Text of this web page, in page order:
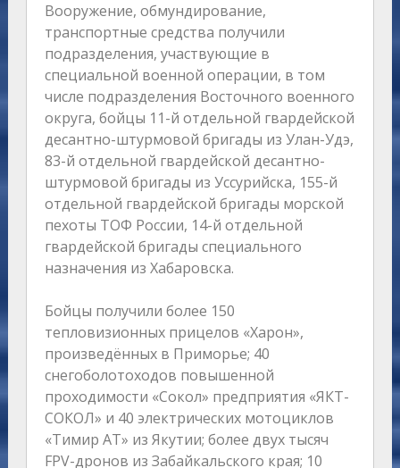
Вооружение, обмундирование,
транспортные средства получили
подразделения, участвующие в
специальной военной операции, в том
числе подразделения Восточного военного
округа, бойцы 11-й отдельной гвардейской
десантно-штурмовой бригады из Улан-Удэ,
83-й отдельной гвардейской десантно-
штурмовой бригады из Уссурийска, 155-й
отдельной гвардейской бригады морской
пехоты ТОФ России, 14-й отдельной
гвардейской бригады специального
назначения из Хабаровска.
Бойцы получили более 150
тепловизионных прицелов «Харон»,
произведённых в Приморье; 40
снегоболотоходов повышенной
проходимости «Сокол» предприятия «ЯКТ-
СОКОЛ» и 40 электрических мотоциклов
«Тимир АТ» из Якутии; более двух тысяч
FPV-дронов из Забайкальского края; 10